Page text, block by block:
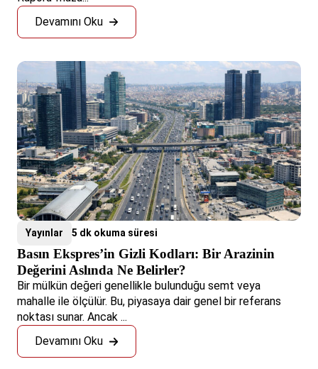
Devamını Oku
Yayınlar 5 dk okuma süresi
Basın Ekspres’in Gizli Kodları: Bir Arazinin
Değerini Aslında Ne Belirler?
Bir mülkün değeri genellikle bulunduğu semt veya
mahalle ile ölçülür. Bu, piyasaya dair genel bir referans
noktası sunar. Ancak ...
Devamını Oku